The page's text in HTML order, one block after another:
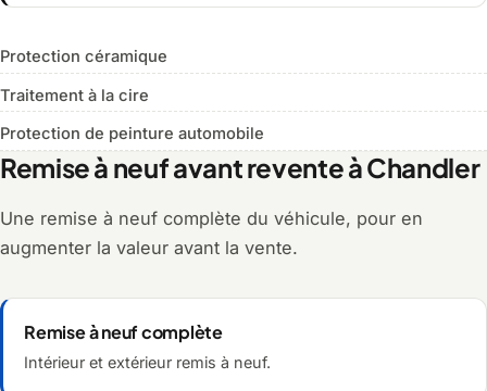
Protection céramique
Traitement à la cire
Protection de peinture automobile
Remise à neuf avant revente à Chandler
Une remise à neuf complète du véhicule, pour en
augmenter la valeur avant la vente.
Remise à neuf complète
Intérieur et extérieur remis à neuf.